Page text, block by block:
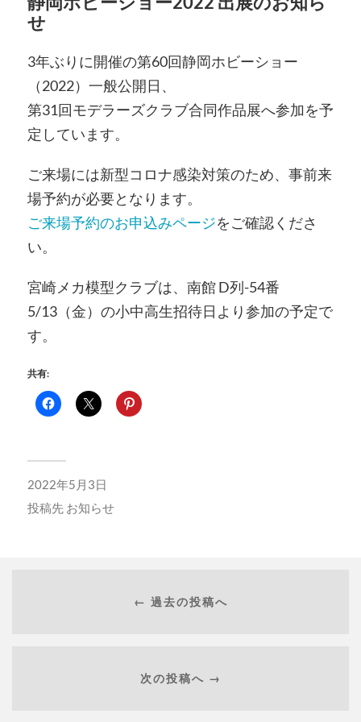
せ
3年ぶりに開催の第60回静岡ホビーショー
（2022）一般公開日、
第31回モデラーズクラブ合同作品展へ参加を予
定しています。
ご来場には新型コロナ感染対策のため、事前来
場予約が必要となります。
ご来場予約のお申込みページをご確認くださ
い。
宮崎メカ模型クラブは、南館 D列-54番
5/13（金）の小中高生招待日より参加の予定で
す。
共有:
2022年5月3日
投稿先 お知らせ
← 過去の投稿へ
次の投稿へ →